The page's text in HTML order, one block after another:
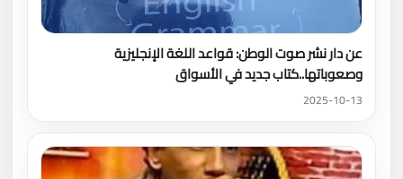
عن دار نشر صوت الوطن: قواعد اللغة الإنجليزية
وصعوباتها..كتاب جديد في الأسواق
2025-10-13